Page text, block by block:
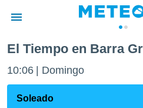
de
por
El Tiempo en Barra
10:06 Domingo
Soleado